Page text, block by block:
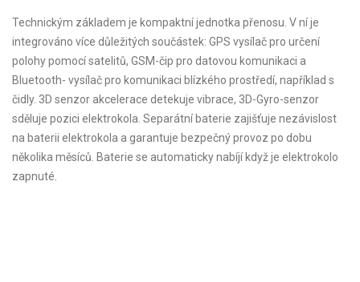
Technickým základem je kompaktní jednotka přenosu. V ní je
integrováno více důležitých součástek: GPS vysílač pro určení
polohy pomocí satelitů, GSM-čip pro datovou komunikaci a
Bluetooth- vysílač pro komunikaci blízkého prostředí, například s
čidly. 3D senzor akcelerace detekuje vibrace, 3D-Gyro-senzor
sděluje pozici elektrokola. Separátní baterie zajišťuje nezávislost
na baterii elektrokola a garantuje bezpečný provoz po dobu
několika měsíců. Baterie se automaticky nabíjí když je elektrokolo
zapnuté.